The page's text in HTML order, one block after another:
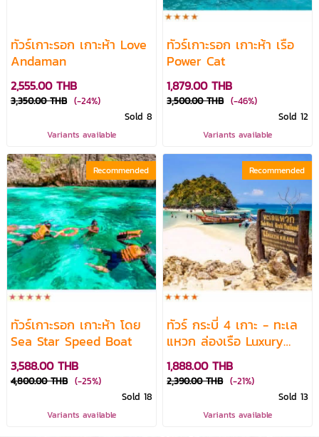
ทัวร์เกาะรอก เกาะห้า Love
Andaman
2,555.00 THB
3,350.00 THB (-24%)
Sold 8
Variants available
ทัวร์เกาะรอก เกาะห้า เรือ
Power Cat
1,879.00 THB
3,500.00 THB (-46%)
Sold 12
Variants available
Recommended
ทัวร์เกาะรอก เกาะห้า โดย
Sea Star Speed Boat
3,588.00 THB
4,800.00 THB (-25%)
Sold 18
Variants available
Recommended
ทัวร์ กระบี่ 4 เกาะ - ทะเล
แหวก ล่องเรือ Luxury
Cruise
1,888.00 THB
2,390.00 THB (-21%)
Sold 13
Variants available